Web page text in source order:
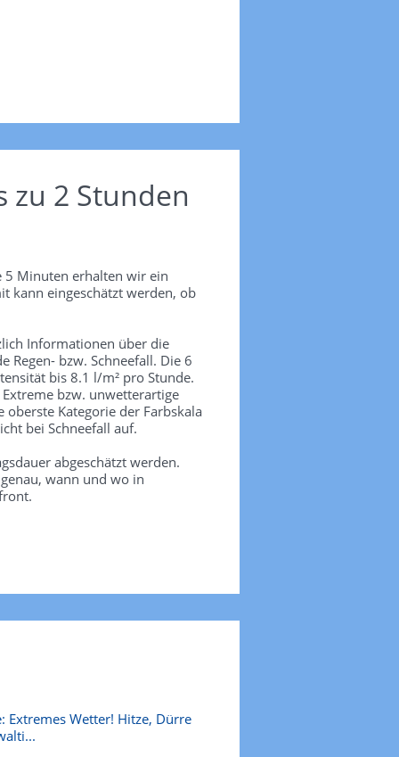
zu 2 Stunden
5 Minuten erhalten wir ein
kann eingeschätzt werden, ob
Informationen über die
Regen- bzw. Schneefall. Die 6
bis 8.1 l/m² pro Stunde.
bzw. unwetterartige
Kategorie der Farbskala
bei Schneefall auf.
abgeschätzt werden.
wann und wo in
Extremes Wetter! Hitze, Dürre